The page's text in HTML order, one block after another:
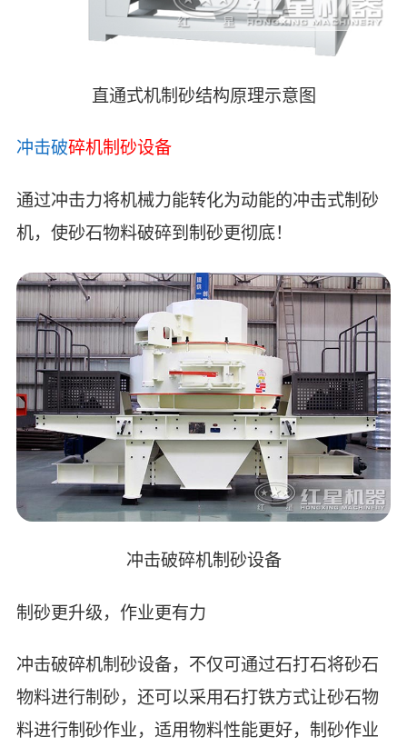
直通式机制砂结构原理示意图
冲击破碎机制砂设备
通过冲击力将机械力能转化为动能的冲击式制砂
机，使砂石物料破碎到制砂更彻底！
冲击破碎机制砂设备
制砂更升级，作业更有力
冲击破碎机制砂设备，不仅可通过石打石将砂石
物料进行制砂，还可以采用石打铁方式让砂石物
料进行制砂作业，适用物料性能更好，制砂作业